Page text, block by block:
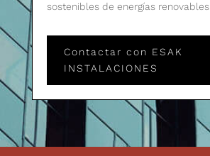
sostenibles de energías renovables.
Contactar con ESAK
INSTALACIONES